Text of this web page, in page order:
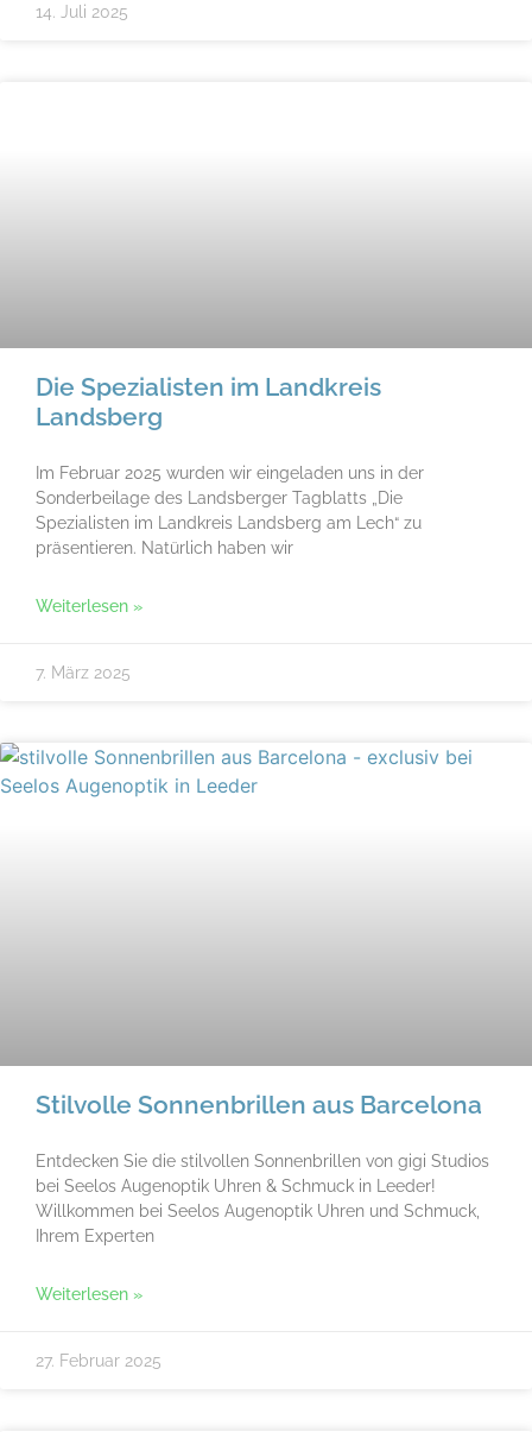
14. Juli 2025
Die Spezialisten im Landkreis
Landsberg
Im Februar 2025 wurden wir eingeladen uns in der
Sonderbeilage des Landsberger Tagblatts „Die
Spezialisten im Landkreis Landsberg am Lech“ zu
präsentieren. Natürlich haben wir
Weiterlesen »
7. März 2025
Stilvolle Sonnenbrillen aus Barcelona
Entdecken Sie die stilvollen Sonnenbrillen von gigi Studios
bei Seelos Augenoptik Uhren & Schmuck in Leeder!
Willkommen bei Seelos Augenoptik Uhren und Schmuck,
Ihrem Experten
Weiterlesen »
27. Februar 2025